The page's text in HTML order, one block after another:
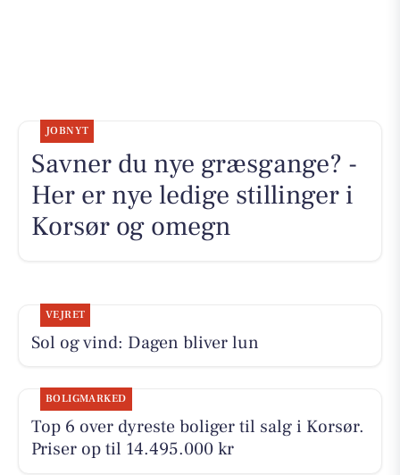
JOBNYT
Savner du nye græsgange? -
Her er nye ledige stillinger i
Korsør og omegn
VEJRET
Sol og vind: Dagen bliver lun
BOLIGMARKED
Top 6 over dyreste boliger til salg i Korsør.
Priser op til 14.495.000 kr